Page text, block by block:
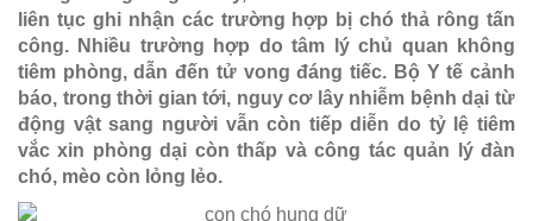
liên tục ghi nhận các trường hợp bị chó thả rông tấn
công. Nhiều trường hợp do tâm lý chủ quan không
tiêm phòng, dẫn đến tử vong đáng tiếc. Bộ Y tế cảnh
báo, trong thời gian tới, nguy cơ lây nhiễm bệnh dại từ
động vật sang người vẫn còn tiếp diễn do tỷ lệ tiêm
vắc xin phòng dại còn thấp và công tác quản lý đàn
chó, mèo còn lỏng lẻo.